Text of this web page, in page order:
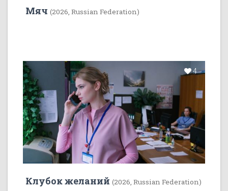
Мяч (2026, Russian Federation)
4
Клубок желаний (2026, Russian Federation)